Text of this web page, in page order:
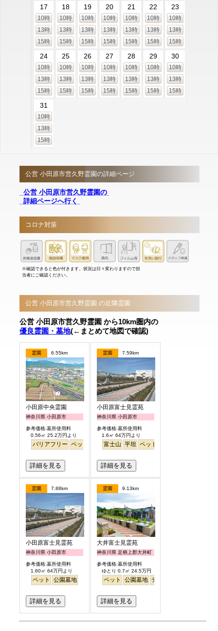
17
10時
13時
15時
18
10時
13時
15時
19
10時
13時
15時
20
10時
13時
15時
21
10時
13時
15時
22
10時
13時
15時
23
10時
13時
15時
24
10時
13時
15時
25
10時
13時
15時
26
10時
13時
15時
27
10時
13時
15時
28
10時
13時
15時
29
10時
13時
15時
30
10時
13時
15時
31
10時
13時
15時
公営 小田原市営久野霊園の詳細ページ
公営 小田原市営久野霊園の
詳細ページへ行く
コロナ対策
※確認できると色が付きます。状況は日々変わりますので担
当者にご確認ください。
公営 小田原市営久野霊園 の近隣霊園
公営 小田原市営久野霊園 から10km圏内の
優良霊園・墓地(←まとめて地図で確認)
霊園 6.55km
小田原中央霊園
神奈川県 小田原市
参考価格:墓所使用料
0.56㎡ 25.2万円より
バリアフリー ペット 永代供養 富士山
詳細を見る
霊園 7.59km
小田原富士見霊苑
神奈川県 小田原市
参考価格:墓所使用料
1.6㎡ 64万円より
富士山 平坦 ペット
詳細を見る
霊園 7.88km
小田原富士見霊苑
神奈川県 小田原市
参考価格:墓所使用料
1.60㎡ 64万円より
ペット 公園墓地
詳細を見る
霊園 9.13km
大井富士見霊苑
神奈川県 足柄上郡大井町
参考価格:墓所使用料
ゆとり 0.7㎡ 24.5万円
ペット 公園墓地 デザイン
詳細を見る